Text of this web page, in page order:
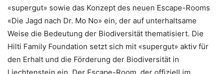
«supergut» sowie das Konzept des neuen Escape-Rooms
«Die Jagd nach Dr. Mo No» ein, der auf unterhaltsame
Weise die Bedeutung der Biodiversität thematisiert. Die
Hilti Family Foundation setzt sich mit «supergut» aktiv für
den Erhalt und die Förderung der Biodiversität in
Liechtenstein ein. Der Escape-Room, der offiziell im